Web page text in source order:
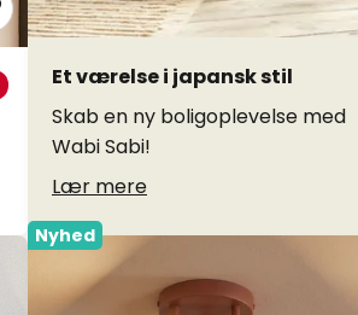
Et værelse i japansk stil
Skab en ny boligoplevelse med
Wabi Sabi!
Lær mere
Nyhed